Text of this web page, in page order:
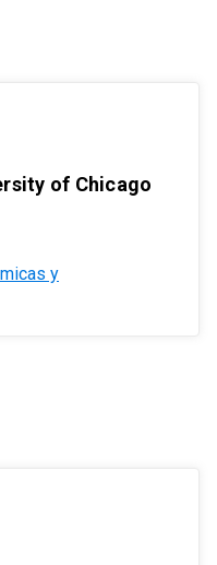
of Chicago
y